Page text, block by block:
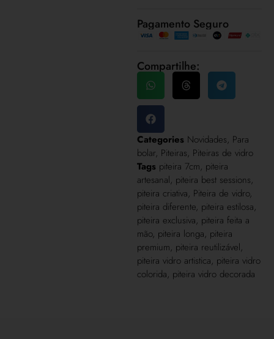
Pagamento Seguro
Compartilhe:
Categories Novidades, Para
bolar, Piteiras, Piteiras de vidro
Tags piteira 7cm, piteira
artesanal, piteira best sessions,
piteira criativa, Piteira de vidro,
piteira diferente, piteira estilosa,
piteira exclusiva, piteira feita a
mão, piteira longa, piteira
premium, piteira reutilizável,
piteira vidro artistica, piteira vidro
colorida, piteira vidro decorada